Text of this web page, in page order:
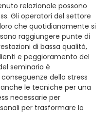
relazionale possono
Gli operatori del settore
che quotidianamente si
raggiungere punte di
di bassa qualità,
e peggioramento del
seminario è
dello stress
le tecniche per una
necessarie per
per trasformare lo